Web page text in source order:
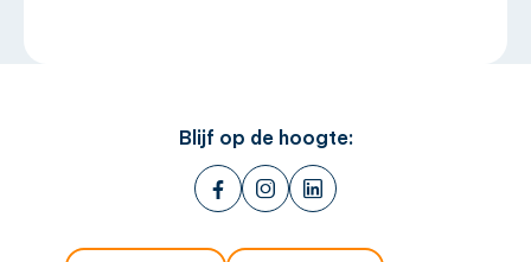
Blijf op de hoogte: